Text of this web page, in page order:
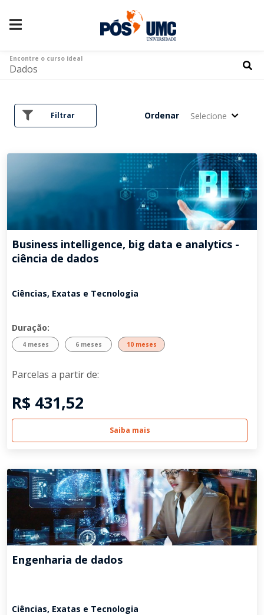
Encontre o curso ideal
Filtrar Ordenar Selecione
Business intelligence, big data e analytics -
ciência de dados
Ciências, Exatas e Tecnologia
Duração:
4 meses 6 meses 10 meses
Parcelas a partir de:
R$ 431,52
Saiba mais
Engenharia de dados
Ciências, Exatas e Tecnologia